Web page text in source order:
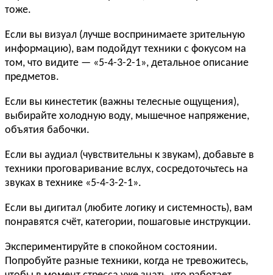
тоже.
Если вы визуал (лучше воспринимаете зрительную
информацию), вам подойдут техники с фокусом на
том, что видите — «5-4-3-2-1», детальное описание
предметов.
Если вы кинестетик (важны телесные ощущения),
выбирайте холодную воду, мышечное напряжение,
объятия бабочки.
Если вы аудиал (чувствительны к звукам), добавьте в
техники проговаривание вслух, сосредоточьтесь на
звуках в технике «5-4-3-2-1».
Если вы дигитал (любите логику и системность), вам
понравятся счёт, категории, пошаговые инструкции.
Экспериментируйте в спокойном состоянии.
Попробуйте разные техники, когда не тревожитесь,